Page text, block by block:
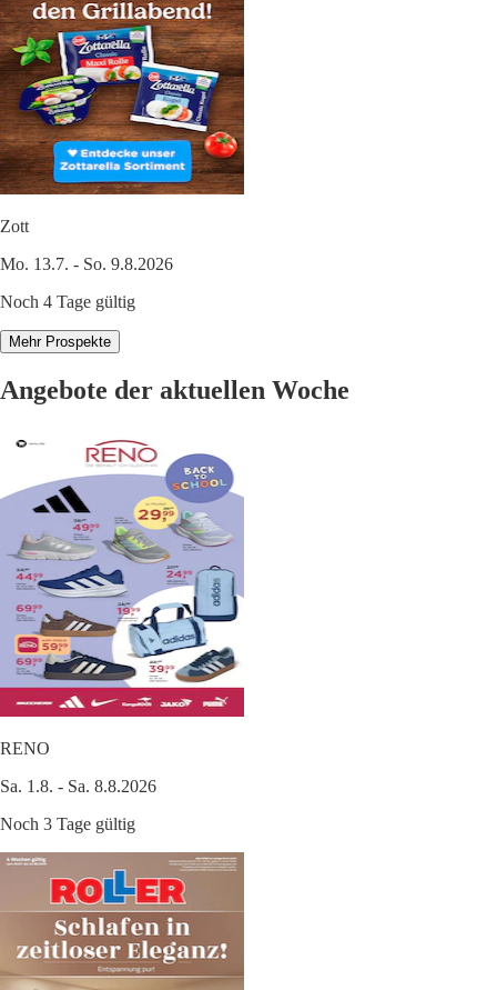
Zott
Mo. 13.7. - So. 9.8.2026
Noch 4 Tage gültig
Mehr Prospekte
Angebote der aktuellen Woche
RENO
Sa. 1.8. - Sa. 8.8.2026
Noch 3 Tage gültig